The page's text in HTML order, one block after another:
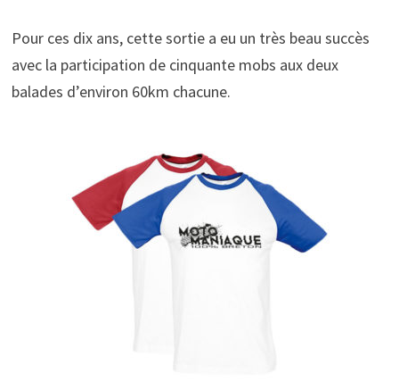
Pour ces dix ans, cette sortie a eu un très beau succès
avec la participation de cinquante mobs aux deux
balades d’environ 60km chacune.